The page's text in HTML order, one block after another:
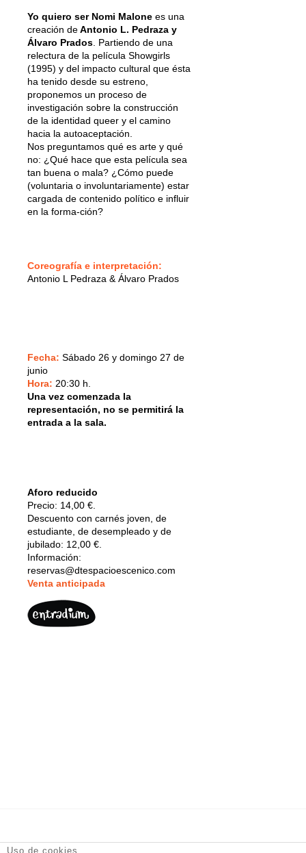
Yo quiero ser Nomi Malone es una
creación deAntonio L. Pedraza y
Álvaro Prados . Partiendo de una
relectura de la película Showgirls
(1995) y del impacto cultural que ésta
ha tenido desde su estreno,
proponemos un proceso de
investigación sobre la construcción
de la identidad queer y el camino
hacia la autoaceptación.
Nos preguntamos qué es arte y qué
no: ¿Qué hace que esta película sea
tan buena o mala? ¿Cómo puede
(voluntaria o involuntariamente) estar
cargada de contenido político e influir
en la forma-ción?
Coreografía e interpretación:
Antonio L Pedraza & Álvaro Prados
Fecha: Sábado 26 y domingo 27 de
junio
Hora: 20:30 h.
Una vez comenzada la
representación, no se permitirá la
entrada a la sala.
Aforo reducido
Precio: 14,00 €.
Descuento con carnés joven, de
estudiante, de desempleado y de
jubilado: 12,00 €.
Información:
reservas@dtespacioescenico.com
Venta anticipada
DT Espacio Escénico- Calle de la Reina, 9 28004 Madrid -
Uso de cookies